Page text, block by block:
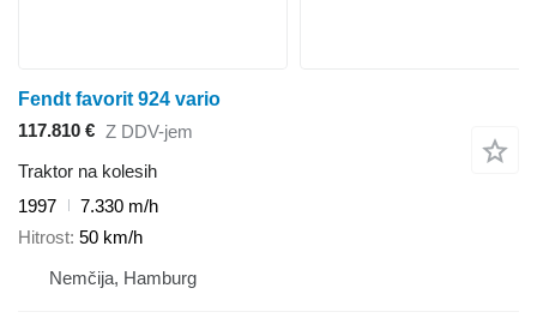
Fendt favorit 924 vario
117.810 € Z DDV-jem
Traktor na kolesih
1997
7.330 m/h
Hitrost 50 km/h
Nemčija, Hamburg